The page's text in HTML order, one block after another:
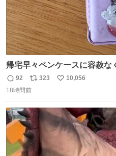
帰宅早々ペンケースに容赦な
が勿体無い精神で心がざわつ
返
信
92
リ
ポ
ト
数
323
い
数
10,056
18時間前